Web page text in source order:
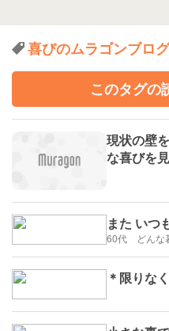
喜びのムラゴンブログ
このタグの
現状の壁
な喜びを
また いつ
＊限りな